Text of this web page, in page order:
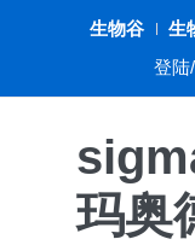
生物谷 生
登陆
玛奥